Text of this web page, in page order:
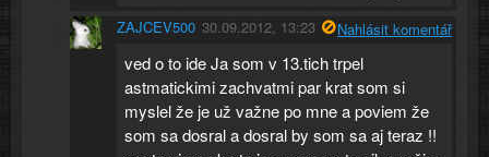
ZAJCEV500 30.09.2012, 13:23 Nahlásit komentář
ved o to ide Ja som v 13.tich trpel
astmatickimi zachvatmi par krat som si
myslel že je už važne po mne a poviem že
som sa dosral a dosral by som sa aj teraz !!